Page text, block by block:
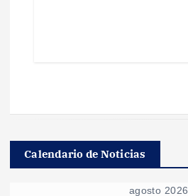
Calendario de Noticias
agosto 2026